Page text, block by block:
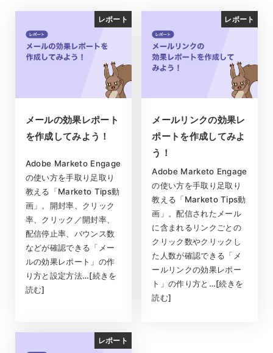
レポート
メールの効果レポート
を作成してみよう！
Adobe Marketo Engage
の使い方を手取り足取り
教える「Marketo Tips動
画」。開封率、クリック
率、クリック／開封率、
配信停止率、バウンス数
などが確認できる「メー
ルの効果レポート」の作
り方と設定方法…[続きを
読む]
レポート
メールリンクの効果レ
ポートを作成してみよ
う！
Adobe Marketo Engage
の使い方を手取り足取り
教える「Marketo Tips動
画」。配信されたメール
に含まれるリンクごとの
クリック数やクリックし
た人数が確認できる「メ
ールリンクの効果レポー
ト」の作り方と…[続きを
読む]
レポート